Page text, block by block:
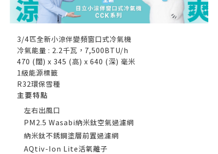
3/4匹全新小涼伴變頻窗口式冷氣機
冷氣能量 : 2.2千瓦，7,500BTU/h
470 (闊) x 345 (高) x 640 (深) 毫米
1級能源標籤
R32環保雪種
主要特點
左右出風口
PM2.5 Wasabi納米鈦空氣過濾網
納米鈦不銹鋼塗層前置過濾網
AQtiv-Ion Lite活氧離子